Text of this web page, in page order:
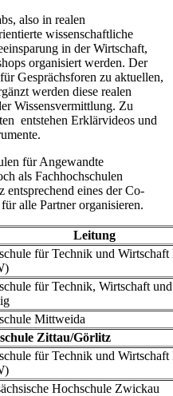
also in realen
wissenschaftliche
in der Wirtschaft,
organisiert werden. Der
Gesprächsforen zu aktuellen,
werden diese realen
Wissensvermittlung. Zu
entstehen Erklärvideos und
für Angewandte
als Fachhochschulen
eines der Co-
alle Partner organisieren.
Leitung
für Technik und Wirtschaft
für Technik, Wirtschaft
Mittweida
Zittau/Görlitz
für Technik und Wirtschaft
Hochschule Zwickau